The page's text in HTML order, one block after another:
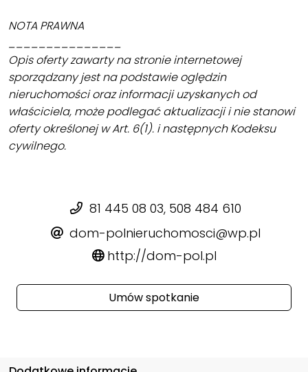
NOTA PRAWNA
_______________
Opis oferty zawarty na stronie internetowej
sporządzany jest na podstawie oględzin
nieruchomości oraz informacji uzyskanych od
właściciela, może podlegać aktualizacji i nie stanowi
oferty określonej w Art. 6(1). i następnych Kodeksu
cywilnego.
81 445 08 03, 508 484 610
dom-polnieruchomosci@wp.pl
http://dom-pol.pl
Umów spotkanie